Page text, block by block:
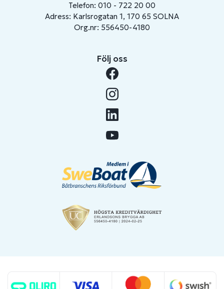
Telefon: 010 - 722 20 00
Adress: Karlsrogatan 1, 170 65 SOLNA
Org.nr: 556450-4180
Följ oss